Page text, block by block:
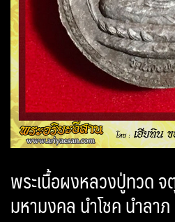
พระเนื้อผงหลวงปู่ทวด
มหามงคล นำโชค นำลา